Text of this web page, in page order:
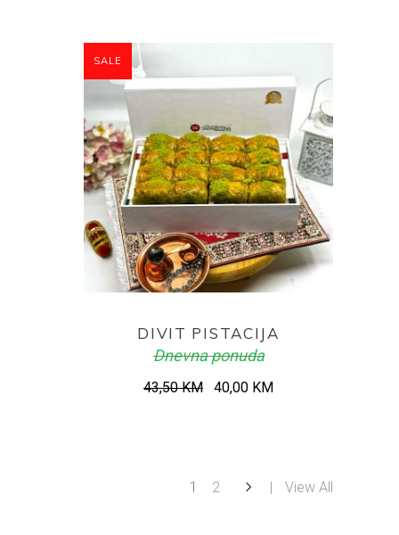
SALE
DIVIT PISTACIJA
Dnevna ponuda
43,50KM
Original
40,00 KMCurrent
1 2 View All